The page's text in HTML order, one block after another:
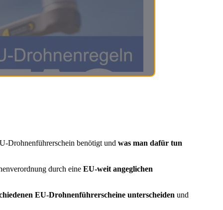
Drohnenführerschein benötigt und was man dafür tun
durch eine EU-weit angeglichen
EU-Drohnenführerscheine unterscheiden und